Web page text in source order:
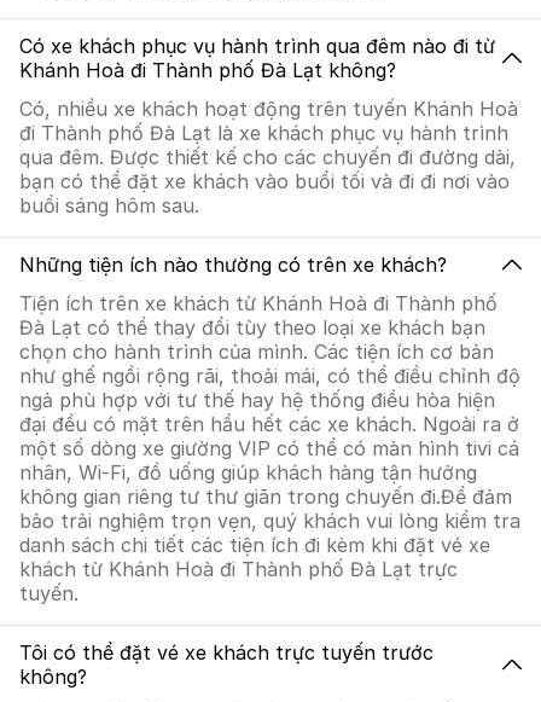
Có xe khách phục vụ hành trình qua đêm nào đi từ
Khánh Hoà đi Thành phố Đà Lạt không?
Có, nhiều xe khách hoạt động trên tuyến Khánh Hoà
đi Thành phố Đà Lạt là xe khách phục vụ hành trình
qua đêm. Được thiết kế cho các chuyến đi đường dài,
bạn có thể đặt xe khách vào buổi tối và đi đi nơi vào
buổi sáng hôm sau.
Những tiện ích nào thường có trên xe khách?
Tiện ích trên xe khách từ Khánh Hoà đi Thành phố
Đà Lạt có thể thay đổi tùy theo loại xe khách bạn
chọn cho hành trình của mình. Các tiện ích cơ bản
như ghế ngồi rộng rãi, thoải mái, có thể điều chỉnh độ
ngả phù hợp với tư thế hay hệ thống điều hòa hiện
đại đều có mặt trên hầu hết các xe khách. Ngoài ra ở
một số dòng xe giường VIP có thể có màn hình tivi cá
nhân, Wi-Fi, đồ uống giúp khách hàng tận hưởng
không gian riêng tư thư giãn trong chuyến đi.Để đảm
bảo trải nghiệm trọn vẹn, quý khách vui lòng kiểm tra
danh sách chi tiết các tiện ích đi kèm khi đặt vé xe
khách từ Khánh Hoà đi Thành phố Đà Lạt trực
tuyến.
Tôi có thể đặt vé xe khách trực tuyến trước
không?